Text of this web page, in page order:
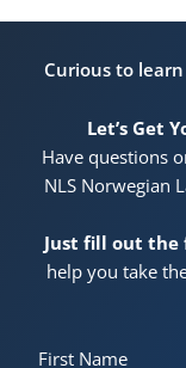
Curious to
Let’s Get
Have questions
NLS Norwegian
Just fill out the
help you take
First Name